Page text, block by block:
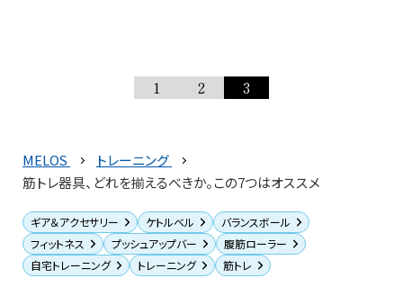
1 2 3
MELOS
トレーニング
筋トレ器具、どれを揃えるべきか。この7つはオススメ
ギア＆アクセサリー ケトルベル
バランスボール
フィットネス
プッシュアップバー
腹筋ローラー
自宅トレーニング
トレーニング 筋トレ